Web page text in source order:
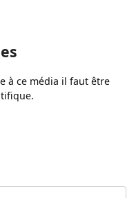
à ce média il faut être